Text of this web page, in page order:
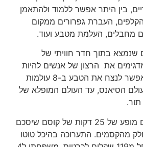
בין היתר אפשר ללמוד ולהתאמן
ביניהם: 3 הקלפים, העברת גפרורים ממקום
העלמת מטבע ועוד.
בתוך חדר חוויתי של
את הרצון של אנשים להיות
מעל הטבע ולחשוב שאפשר לנצח את הטבע ב-8 עולמות
הסיאנס, עד העולם המופלא של
בסיום התערוכה יתקיים מופע של 25 דקות של קוסם שיסכם
מהקסמים. התערוכה בהיכל טוטו